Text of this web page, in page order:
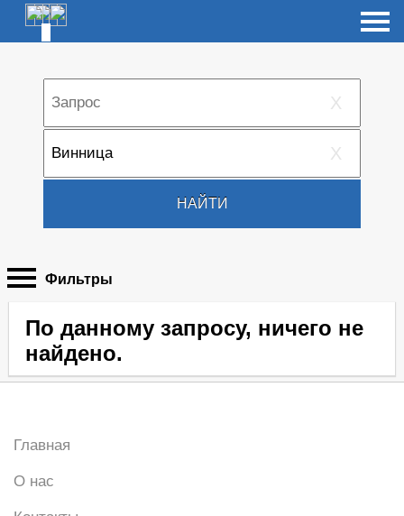
X
X
НАЙТИ
Фильтры
По данному запросу, ничего не
найдено.
Главная
О нас